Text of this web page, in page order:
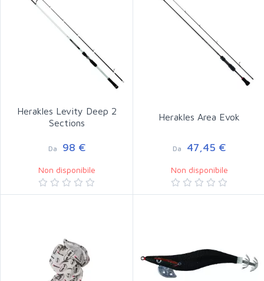
Herakles Levity Deep 2
Sections
Da 98 €
Non disponibile
Herakles Area Evok
Da 47,45 €
Non disponibile